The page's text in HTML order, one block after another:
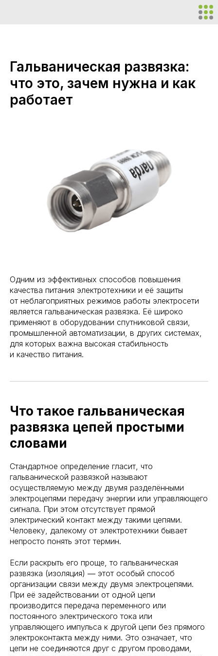
Гальваническая развязка:
что это, зачем нужна и как
работает
Одним из эффективных способов повышения
качества питания электротехники и её защиты
от неблагоприятных режимов работы электросети
является гальваническая развязка. Её широко
применяют в оборудовании спутниковой связи,
промышленной автоматизации, в других системах,
для которых важна высокая стабильность
и качество питания.
Что такое гальваническая
развязка цепей простыми
словами
Стандартное определение гласит, что
гальванической развязкой называют
осуществляемую между двумя разделёнными
электроцепями передачу энергии или управляющего
сигнала. При этом отсутствует прямой
электрический контакт между такими цепями.
Человеку, далекому от электротехники бывает
непросто понять этот термин.
Если раскрыть его проще, то гальваническая
развязка (изоляция) ― этот особый способ
организации связи между двумя электроцепями.
При её задействовании от одной цепи
производится передача переменного или
постоянного электрического тока или
управляющего импульса к другой цепи без прямого
электроконтакта между ними. Это означает, что
цепи не соединяются друг с другом проводами,